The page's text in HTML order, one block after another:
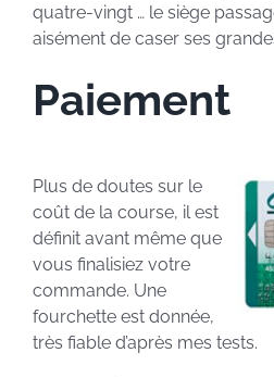
quatre-vingt … le siège
aisément de caser ses
Paiement
Plus de doutes sur le
coût de la course, il est
définit avant même que
vous finalisiez votre
commande. Une
fourchette est donnée,
très fiable d’après mes tests.